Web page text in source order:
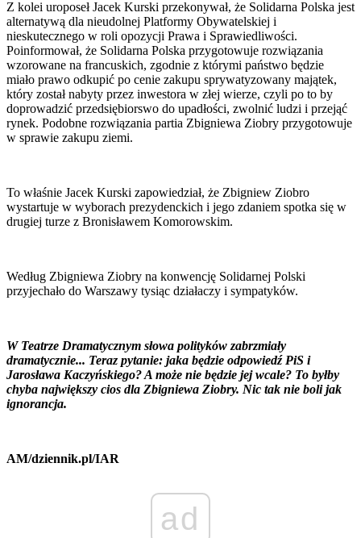
Z kolei uroposeł Jacek Kurski przekonywał, że Solidarna Polska jest
alternatywą dla nieudolnej Platformy Obywatelskiej i
nieskutecznego w roli opozycji Prawa i Sprawiedliwości.
Poinformował, że Solidarna Polska przygotowuje rozwiązania
wzorowane na francuskich, zgodnie z którymi państwo będzie
miało prawo odkupić po cenie zakupu sprywatyzowany majątek,
który został nabyty przez inwestora w złej wierze, czyli po to by
doprowadzić przedsiębiorswo do upadłości, zwolnić ludzi i przejąć
rynek. Podobne rozwiązania partia Zbigniewa Ziobry przygotowuje
w sprawie zakupu ziemi.
To właśnie Jacek Kurski zapowiedział, że Zbigniew Ziobro
wystartuje w wyborach prezydenckich i jego zdaniem spotka się w
drugiej turze z Bronisławem Komorowskim.
Według Zbigniewa Ziobry na konwencję Solidarnej Polski
przyjechało do Warszawy tysiąc działaczy i sympatyków.
W Teatrze Dramatycznym słowa polityków zabrzmiały
dramatycznie... Teraz pytanie: jaka będzie odpowiedź PiS i
Jarosława Kaczyńskiego? A może nie będzie jej wcale? To byłby
chyba największy cios dla Zbigniewa Ziobry. Nic tak nie boli jak
ignorancja.
AM/dziennik.pl/IAR
ad